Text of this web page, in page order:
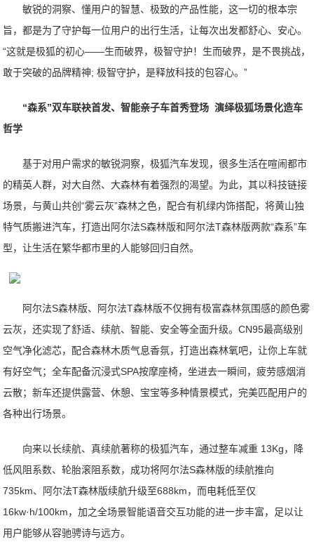
敏锐的洞察、懂用户的智慧、极致的产品性能，这一切的根本宗
旨，都是为了守护每一位用户的出行生活，让每次出发都舒心、安心。
“这就是极狐的初心——生而破界，极智守护！生而破界，是不畏挑战，
敢于突破的品牌精神; 极智守护，是释放科技的包容心。”
“森系”双车联袂首发、智能亲子车首秀登场 演绎极狐场景化造车
哲学
基于对用户需求的敏锐洞察，极狐汽车发现，很多生活在喧闹都市
的精英人群，对大自然、大森林有着强烈的渴望。为此，其以科技链接
场景，与黄山共创“雾云灰”森林之色，配合有机绿内饰搭配，将黄山独
特气质搬进汽车，打造出阿尔法S森林版和阿尔法T森林版两款“森系”车
型，让生活在繁华都市里的人能够回归自然。
阿尔法S森林版、阿尔法T森林版不仅拥有极富森林氛围感的颜色雾
云灰，还实现了舒适、续航、智能、安全等全面升级。CN95最高级别
空气净化滤芯，配合森林木质气息香氛，打造出森林氧吧，让你上车就
有好空气；全车配备沉浸式SPA按摩座椅，坐进去一瞬间，疲劳感烟消
云散；新车还提供露营、休憩、宝宝等多种情景模式，完美匹配用户的
各种出行场景。
向来以长续航、真续航著称的极狐汽车，通过整车减重 13Kg，降
低风阻系数、轮胎滚阻系数，成功将阿尔法S森林版的续航推向
735km、阿尔法T森林版续航升级至688km，而电耗低至仅
16kw·h/100km，加之全场景智能语音交互功能的进一步丰富，足以让
用户能够从容驰骋诗与远方。